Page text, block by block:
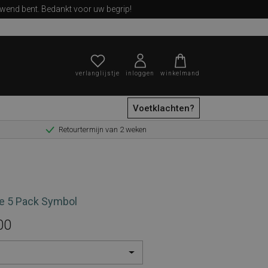
bent. Bedankt voor uw begrip!
verlanglijstje inloggen winkelmand
Voetklachten?
Retourtermijn van 2 weken
5 Pack Symbol